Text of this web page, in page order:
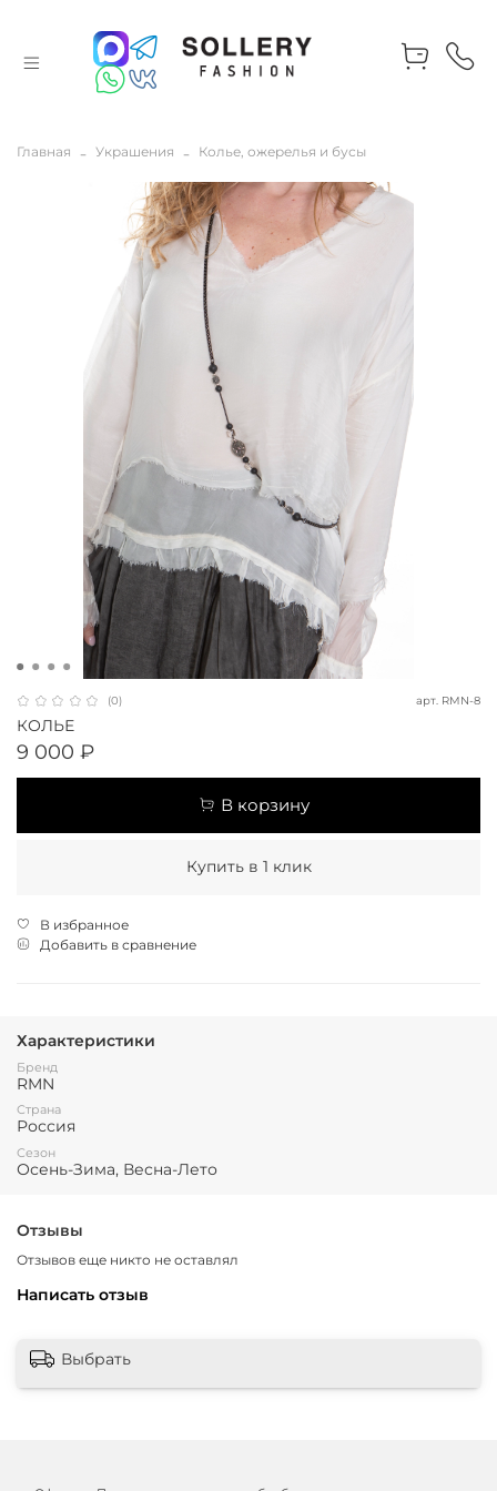
Главная Украшения Колье, ожерелья и бусы
(0) арт. RMN-8
КОЛЬЕ
9 000 ₽
В корзину
Купить в 1 клик
В избранное
Добавить в сравнение
Характеристики
Бренд
RMN
Страна
Россия
Сезон
Осень-Зима, Весна-Лето
Отзывы
Отзывов еще никто не оставлял
Написать отзыв
Выбрать